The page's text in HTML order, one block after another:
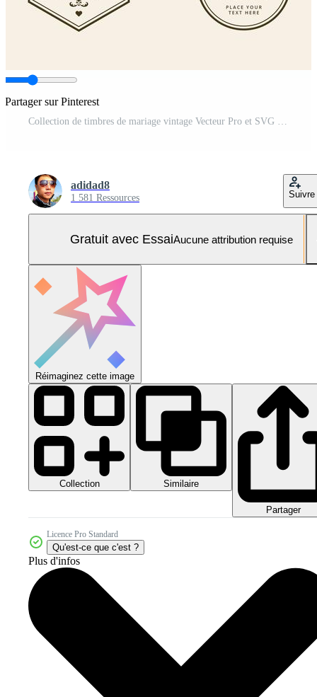
Partager sur Pinterest
Collection de timbres de mariage vintage Vecteur Pro et SVG Pro
adidad8
1 581 Ressources Suivre
Gratuit avec EssaiAucune attribution requise
Réimaginez cette image
Collection Similaire
Partager
Licence Pro Standard
Qu'est-ce que c'est ?
Plus d'infos